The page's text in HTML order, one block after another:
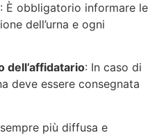
: È obbligatorio informare le
dell’urna e ogni
dell’affidatario: In caso di
deve essere consegnata
più diffusa e